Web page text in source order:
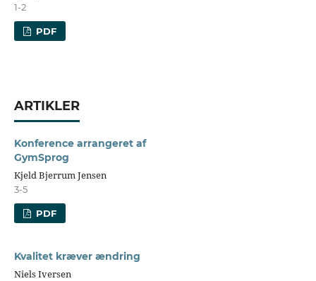
1-2
PDF
ARTIKLER
Konference arrangeret af
GymSprog
Kjeld Bjerrum Jensen
3-5
PDF
Kvalitet kræver ændring
Niels Iversen